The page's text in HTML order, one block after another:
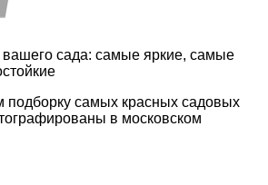
сада: самые яркие, самые
подборку самых красных садовых
в московском